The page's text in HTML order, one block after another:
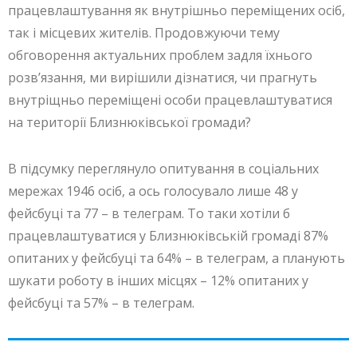
працевлаштування як внутрішньо переміщених осіб,
так і місцевих жителів. Продовжуючи тему
обговорення актуальних проблем задля їхнього
розв’язання, ми вирішили дізнатися, чи прагнуть
внутріщньо переміщені особи працевлаштуватися
на території Близнюківської громади?
В підсумку переглянуло опитування в соціальних
мережах 1946 осіб, а ось голосувало лише 48 у
фейсбуці та 77 – в телеграм. То таки хотіли б
працевлаштуватися у Близнюківській громаді 87%
опитаних у фейсбуці та 64% – в телеграм, а планують
шукати роботу в інших місцях – 12% опитаних у
фейсбуці та 57% – в телеграм.